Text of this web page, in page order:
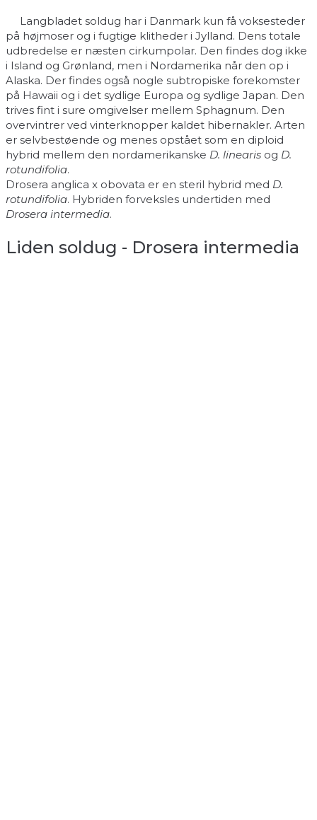
Langbladet soldug har i Danmark kun få voksesteder
på højmoser og i fugtige klitheder i Jylland. Dens totale
udbredelse er næsten cirkumpolar. Den findes dog ikke
i Island og Grønland, men i Nordamerika når den op i
Alaska. Der findes også nogle subtropiske forekomster
på Hawaii og i det sydlige Europa og sydlige Japan. Den
trives fint i sure omgivelser mellem Sphagnum. Den
overvintrer ved vinterknopper kaldet hibernakler. Arten
er selvbestøende og menes opstået som en diploid
hybrid mellem den nordamerikanske D. linearis og D.
rotundifolia.
Drosera anglica x obovata er en steril hybrid med D.
rotundifolia. Hybriden forveksles undertiden med
Drosera intermedia.
Liden soldug - Drosera intermedia